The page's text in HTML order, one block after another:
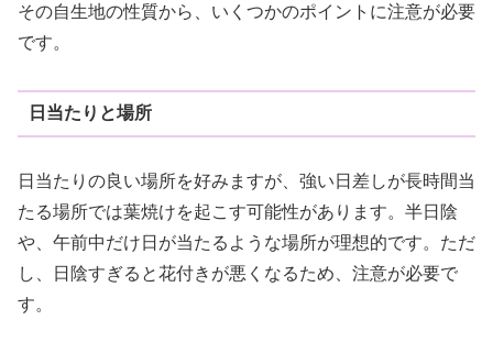
その自生地の性質から、いくつかのポイントに注意が必要
です。
日当たりと場所
日当たりの良い場所を好みますが、強い日差しが長時間当
たる場所では葉焼けを起こす可能性があります。半日陰
や、午前中だけ日が当たるような場所が理想的です。ただ
し、日陰すぎると花付きが悪くなるため、注意が必要で
す。